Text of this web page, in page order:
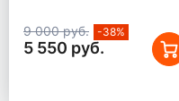
9 000 руб. -38%
5 550 руб.